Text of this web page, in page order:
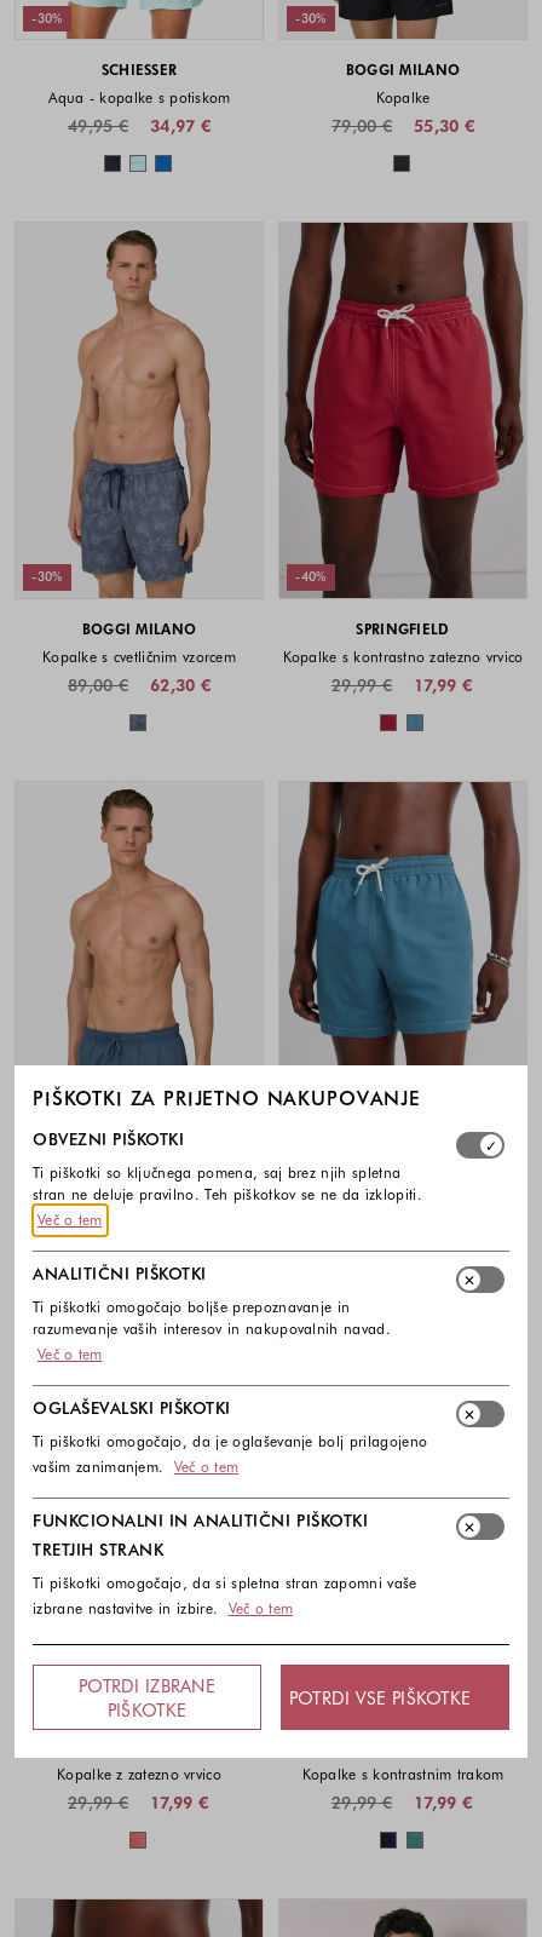
-30%
SCHIESSER
Aqua - kopalke s potiskom
34,97 €
49,95 €
Barve na voljo
-30%
BOGGI MILANO
Kopalke
55,30 €
79,00 €
Barve na voljo
-30%
BOGGI MILANO
Kopalke s cvetličnim vzorcem
62,30 €
89,00 €
Barve na voljo
-40%
SPRINGFIELD
Kopalke s kontrastno zatezno vrvico
17,99 €
29,99 €
Barve na voljo
-30%
BOGGI MILANO
79,00 €
Barve na voljo
SPRINGFIELD
Barve na voljo
Kopalke z zatezno vrvico
17,99 €
29,99 €
Barve na voljo
-40%
Kopalke s kontrastnim trakom
17,99 €
29,99 €
Barve na voljo
PIŠKOTKI ZA PRIJETNO NAKUPOVANJE
Izberite, katere skupine piškotkov dovolite. Obvezni
OBVEZNI PIŠKOTKI
Ti piškotki so ključnega pomena, saj brez njih spletna
stran ne deluje pravilno. Teh piškotkov se ne da izklopiti.
Več o tem
ANALITIČNI PIŠKOTKI
Ti piškotki omogočajo boljše prepoznavanje in
razumevanje vaših interesov in nakupovalnih navad.
Več o tem
OGLAŠEVALSKI PIŠKOTKI
Ti piškotki omogočajo, da je oglaševanje bolj prilagojeno
vašim zanimanjem.
Več o tem
FUNKCIONALNI IN ANALITIČNI PIŠKOTKI
TRETJIH STRANK
Ti piškotki omogočajo, da si spletna stran zapomni vaše
izbrane nastavitve in izbire.
Več o tem
POTRDI IZBRANE
PIŠKOTKE
POTRDI VSE PIŠKOTKE